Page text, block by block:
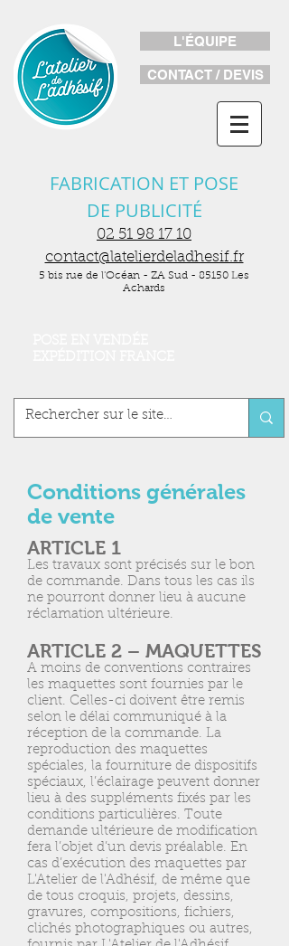
L'ÉQUIPE
CONTACT / DEVIS
FABRICATION ET POSE
DE PUBLICITÉ
02 51 98 17 10
contact@latelierdeladhesif.fr
5 bis rue de l'Océan - ZA Sud - 85150 Les
Achards
Conditions générales
de vente
ARTICLE 1
Les travaux sont précisés sur le bon
de commande. Dans tous les cas ils
ne pourront donner lieu à aucune
réclamation ultérieure.
ARTICLE 2 – MAQUETTES
A moins de conventions contraires
les maquettes sont fournies par le
client. Celles-ci doivent être remis
selon le délai communiqué à la
réception de la commande. La
reproduction des maquettes
spéciales, la fourniture de dispositifs
spéciaux, l’éclairage peuvent donner
lieu à des suppléments fixés par les
conditions particulières. Toute
demande ultérieure de modification
fera l’objet d’un devis préalable. En
cas d’exécution des maquettes par
L'Atelier de l'Adhésif, de même que
de tous croquis, projets, dessins,
gravures, compositions, fichiers,
clichés photographiques ou autres,